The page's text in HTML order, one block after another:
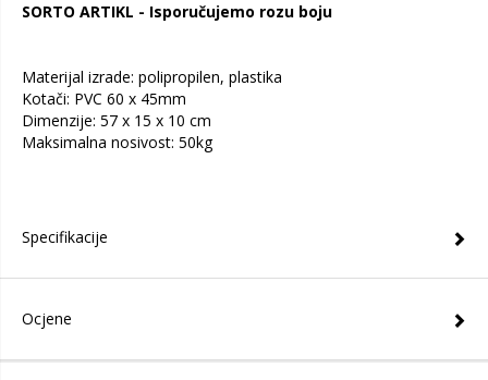
SORTO ARTIKL - Isporučujemo rozu boju
Materijal izrade: polipropilen, plastika
Kotači: PVC 60 x 45mm
Dimenzije: 57 x 15 x 10 cm
Maksimalna nosivost: 50kg
Specifikacije
Ocjene